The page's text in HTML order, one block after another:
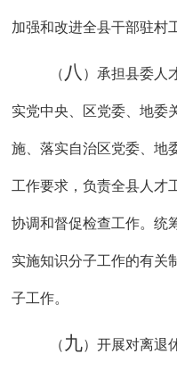
加强和改进全县干部驻村
（ 八 ）承担县委人
实党中央、区党委、地委
施、落实自治区党委、地
工作要求，负责全县人才
协调和督促检查工作。统
实施知识分子工作的有关
子工作。
（ 九）开展对离退